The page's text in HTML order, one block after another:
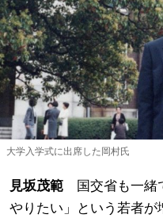
大学入学式に出席した岡村氏
見坂茂範 国交省も一緒
やりたい」という若者が